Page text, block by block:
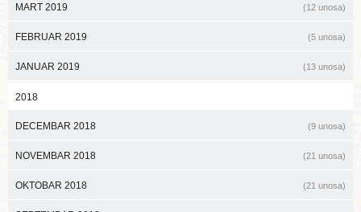
MART 2019 (12 unosa)
FEBRUAR 2019 (5 unosa)
JANUAR 2019 (13 unosa)
2018
DECEMBAR 2018 (9 unosa)
NOVEMBAR 2018 (21 unosa)
OKTOBAR 2018 (21 unosa)